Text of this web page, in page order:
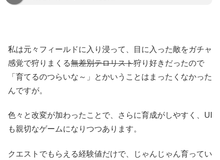
私は元々フィールドに入り浸って、目に入った敵をガチャ
感覚で狩りまくる無差別テロリスト狩り好きだったので
「育てるのつらいな～」とかいうことはまったくなかった
んですが。
色々と改変が加わったことで、さらに育成がしやすく、UI
も親切なゲームになりつつあります。
クエストでもらえる経験値だけで、じゃんじゃん育ってい